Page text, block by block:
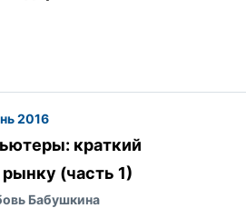
2016
краткий
(часть 1)
Бабушкина